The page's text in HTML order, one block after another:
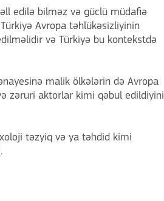
edilə bilməz və güclü müdafiə
Avropa təhlükəsizliyinin
və Türkiyə bu kontekstdə
malik ölkələrin də Avropa
zəruri aktorlar kimi qəbul edildiyini
təzyiq və ya təhdid kimi